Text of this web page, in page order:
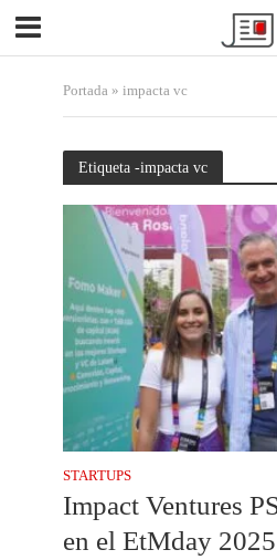
Portada» impacta vc
Etiqueta -impacta vc
STARTUPS
Impact Ventures
en el EtMday